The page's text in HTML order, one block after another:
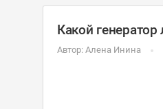
Какой
Автор: Алена Инина